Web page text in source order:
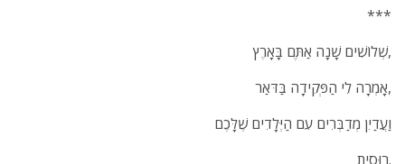
***
שְׁלוֹשִׁים שָׁנָה אַתֶּם בָּאָרֶץ,
אָמְרָה לִי הַפְּקִידָה בַּדֹּאַר,
וַעֲדַיִן מְדַבְּרִים עִם הַיְּלָדִים שֶׁלָּכֶם
רוּסִית.